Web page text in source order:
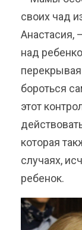
своих чад
Анастасия,
над
бороться
этот
которая
случаях,
ребенок.